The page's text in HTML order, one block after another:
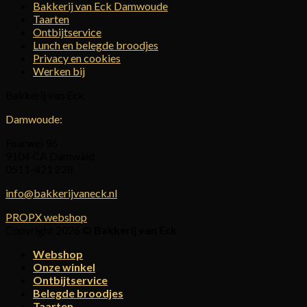
Bakkerij van Eck Damwoude
Taarten
Ontbijtservice
Lunch en belegde broodjes
Privacy en cookies
Werken bij
Damwoude:
info@bakkerijvaneck.nl
PROPX webshop
Webshop
Onze winkel
Ontbijtservice
Belegde broodjes